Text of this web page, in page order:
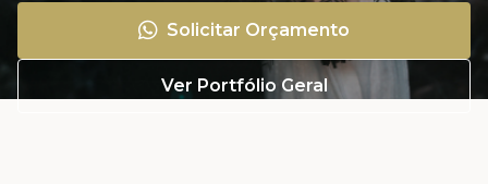
Solicitar Orçamento
Ver Portfólio Geral